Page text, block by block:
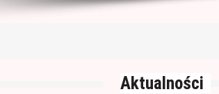
Aktualności